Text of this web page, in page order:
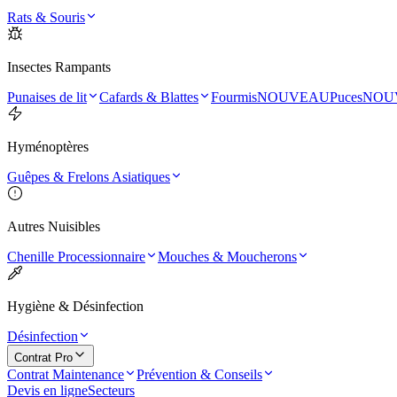
Rats & Souris
Insectes Rampants
Punaises de lit
Cafards & Blattes FourmisNOUVEAUPuces
Hyménoptères
Guêpes & Frelons Asiatiques
Autres Nuisibles
Chenille Processionnaire
Mouches & Moucherons
Hygiène & Désinfection
Désinfection
Contrat Pro
Contrat Maintenance
Prévention & Conseils
Devis en ligneSecteurs